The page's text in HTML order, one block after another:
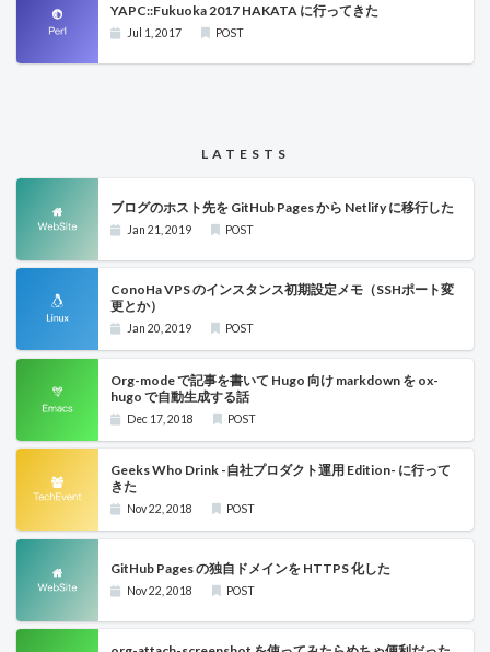
YAPC::Fukuoka 2017 HAKATA に行ってきた
Jul 1, 2017 POST
LATESTS
ブログのホスト先を GitHub Pages から Netlify に移行した
Jan 21, 2019 POST
ConoHa VPS のインスタンス初期設定メモ（SSHポート変
更とか）
Jan 20, 2019 POST
Org-mode で記事を書いて Hugo 向け markdown を ox-
hugo で自動生成する話
Dec 17, 2018 POST
Geeks Who Drink -自社プロダクト運用 Edition- に行って
きた
Nov 22, 2018 POST
GitHub Pages の独自ドメインを HTTPS 化した
Nov 22, 2018 POST